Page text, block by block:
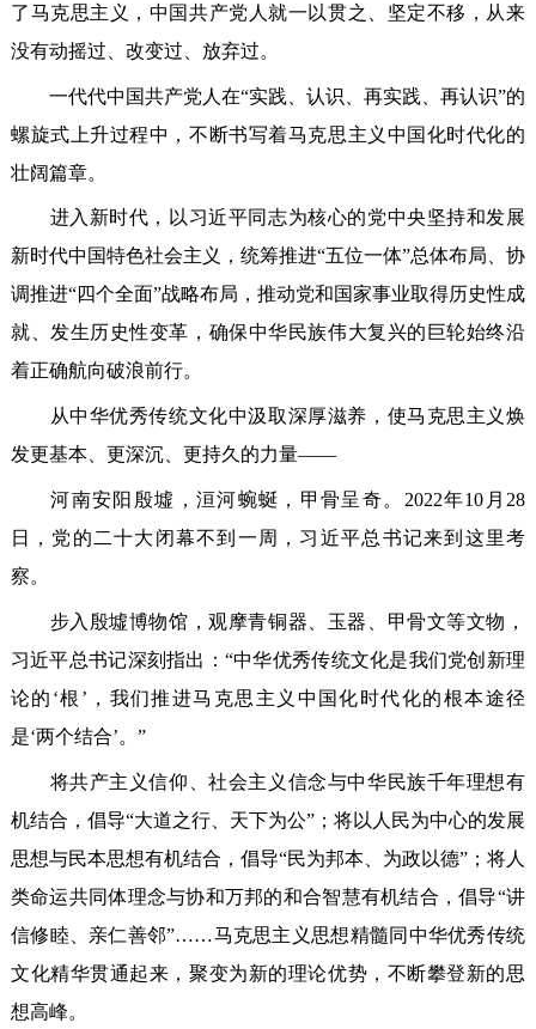
了马克思主义，中国共产党人就一以贯之、坚定不移，从来
没有动摇过、改变过、放弃过。
一代代中国共产党人在“实践、认识、再实践、再认识”的
螺旋式上升过程中，不断书写着马克思主义中国化时代化的
壮阔篇章。
进入新时代，以习近平同志为核心的党中央坚持和发展
新时代中国特色社会主义，统筹推进“五位一体”总体布局、协
调推进“四个全面”战略布局，推动党和国家事业取得历史性成
就、发生历史性变革，确保中华民族伟大复兴的巨轮始终沿
着正确航向破浪前行。
从中华优秀传统文化中汲取深厚滋养，使马克思主义焕
发更基本、更深沉、更持久的力量——
河南安阳殷墟，洹河蜿蜒，甲骨呈奇。2022年10月28
日，党的二十大闭幕不到一周，习近平总书记来到这里考
察。
步入殷墟博物馆，观摩青铜器、玉器、甲骨文等文物，
习近平总书记深刻指出：“中华优秀传统文化是我们党创新理
论的‘根’，我们推进马克思主义中国化时代化的根本途径
是‘两个结合’。”
将共产主义信仰、社会主义信念与中华民族千年理想有
机结合，倡导“大道之行、天下为公”；将以人民为中心的发展
思想与民本思想有机结合，倡导“民为邦本、为政以德”；将人
类命运共同体理念与协和万邦的和合智慧有机结合，倡导“讲
信修睦、亲仁善邻”……马克思主义思想精髓同中华优秀传统
文化精华贯通起来，聚变为新的理论优势，不断攀登新的思
想高峰。